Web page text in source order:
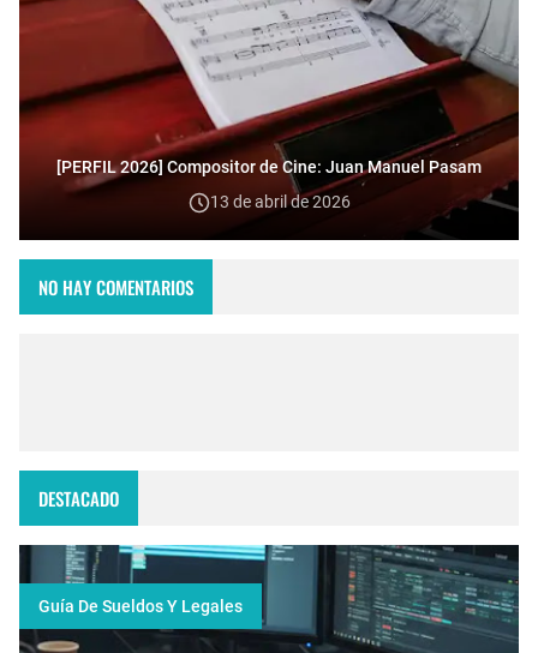
[PERFIL 2026] Compositor de Cine: Juan Manuel Pasam
13 de abril de 2026
NO HAY COMENTARIOS
DESTACADO
Guía De Sueldos Y Legales